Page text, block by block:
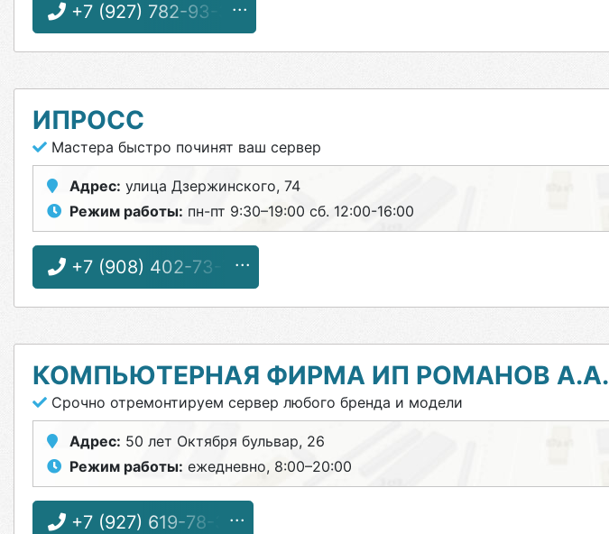
+7 (927) 782-93-32
ИПРОСС
Мастера быстро починят ваш сервер
Адрес: улица Дзержинского, 74
Режим работы: пн-пт 9:30–19:00 сб. 12:00-16:00
+7 (908) 402-73-70
КОМПЬЮТЕРНАЯ ФИРМА ИП РОМАНОВ А.А.
Срочно отремонтируем сервер любого бренда и модели
Адрес: 50 лет Октября бульвар, 26
Режим работы: ежедневно, 8:00–20:00
+7 (927) 619-78-30